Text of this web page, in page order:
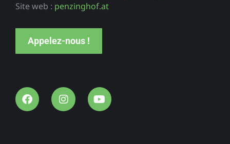
Site web : penzinghof.at
Appelez-nous !